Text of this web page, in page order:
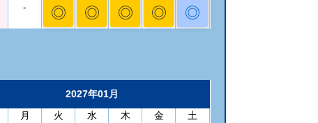
-
◎ ◎ ◎ ◎ ◎
2027年01月
月 火 水 木 金
土